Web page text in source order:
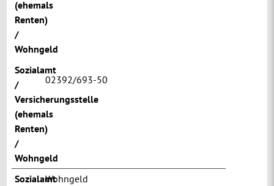
(ehemals
Renten)
/
Wohngeld
Sozialamt
/
Versicherungsstelle
(ehemals
Renten)
/
Wohngeld
02392/693-50
SozialamtWohngeld